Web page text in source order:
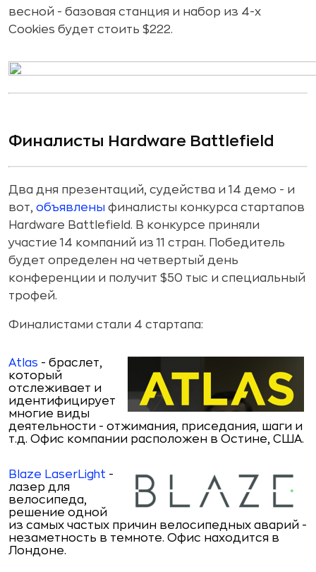
весной - базовая станция и набор из 4-х
Cookies будет стоить $222.
Финалисты Hardware Battlefield
Два дня презентаций, судейства и 14 демо - и
вот, объявлены финалисты конкурса стартапов
Hardware Battlefield. В конкурсе приняли
участие 14 компаний из 11 стран. Победитель
будет определен на четвертый день
конференции и получит $50 тыс и специальный
трофей.
Финалистами стали 4 стартапа:
Atlas - браслет,
который
отслеживает и
идентифицирует
многие виды
деятельности - отжимания, приседания, шаги и
т.д. Офис компании расположен в Остине, США.
Blaze LaserLight -
лазер для
велосипеда,
решение одной
из самых частых причин велосипедных аварий -
незаметность в темноте. Офис находится в
Лондоне.